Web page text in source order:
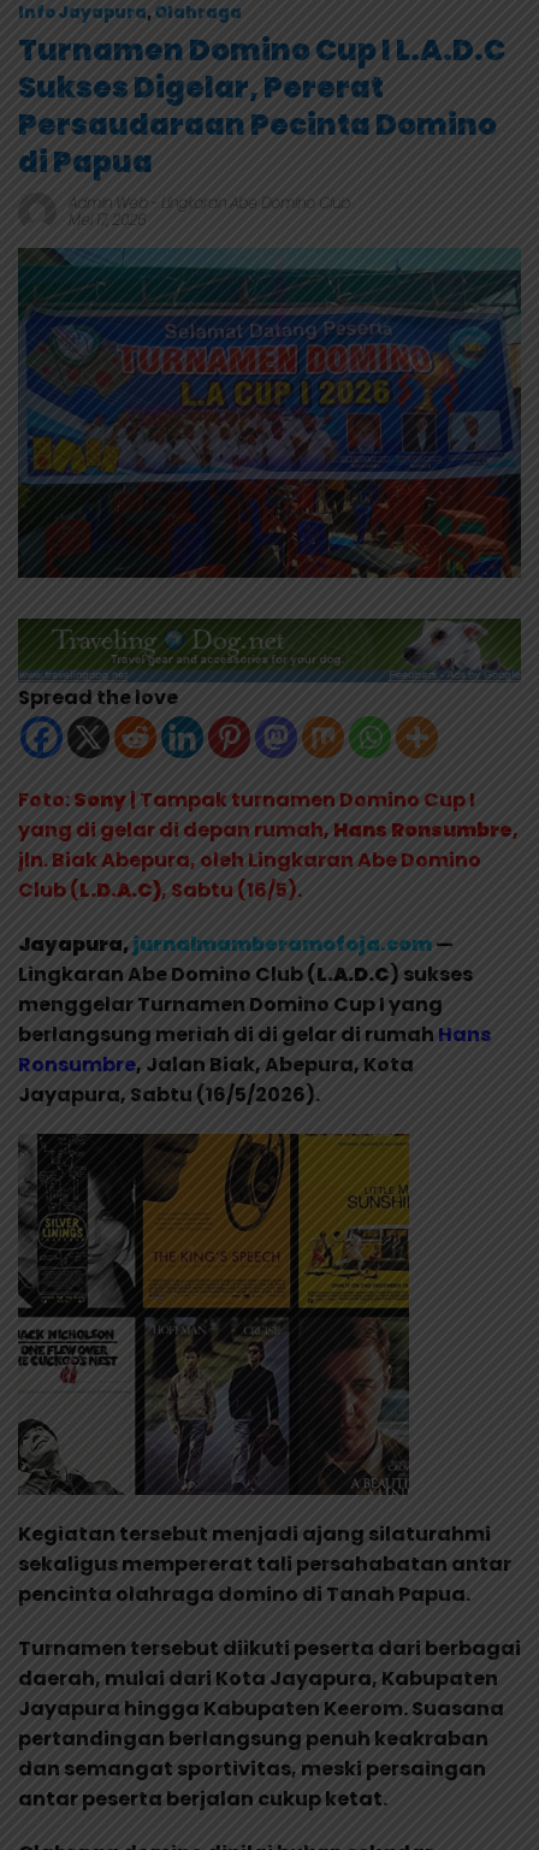
Info Jayapura,Olahraga
Turnamen Domino Cup I L.A.D.C
Sukses Digelar, Pererat
Persaudaraan Pecinta Domino
di Papua
Admin Web- Lingkaran Abe Domino Club
Mei 17, 2026
Spread the love
Foto:Sony| Tampak turnamen Domino Cup I
yang di gelar di depan rumah, Hans Ronsumbre,
jln. Biak Abepura, oleh Lingkaran Abe Domino
Club (L.D.A.C), Sabtu (16/5).
Jayapura,jurnalmamberamofoja.com—
Lingkaran Abe Domino Club (L.A.D.C) sukses
menggelar Turnamen Domino Cup I yang
berlangsung meriah di di gelar di rumah Hans
Ronsumbre, Jalan Biak, Abepura, Kota
Jayapura, Sabtu (16/5/2026).
Kegiatan tersebut menjadi ajang silaturahmi
sekaligus mempererat tali persahabatan antar
pencinta olahraga domino di Tanah Papua.
Turnamen tersebut diikuti peserta dari berbagai
daerah, mulai dari Kota Jayapura, Kabupaten
Jayapura hingga Kabupaten Keerom. Suasana
pertandingan berlangsung penuh keakraban
dan semangat sportivitas, meski persaingan
antar peserta berjalan cukup ketat.